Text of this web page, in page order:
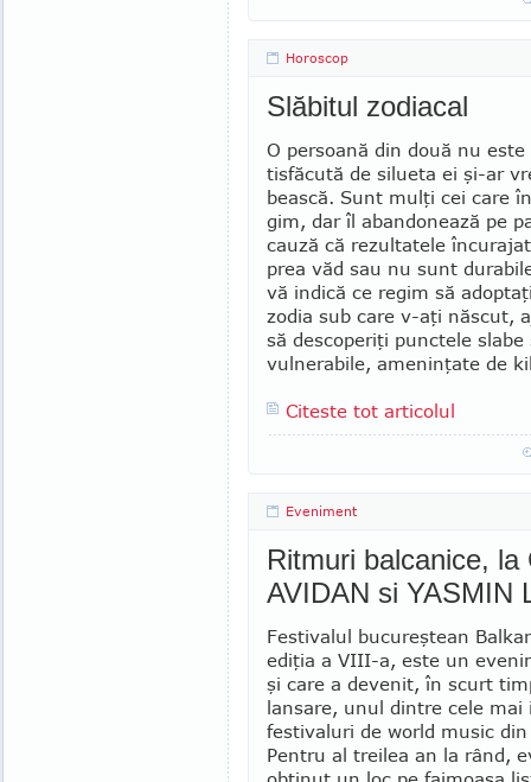
Horoscop
Slăbitul zodiacal
O persoană din două nu
tis­făcută de silueta ei şi-ar
bească. Sunt mulţi cei care
gim, dar îl abandonează pe
cauză că re­zultatele
prea văd sau nu sunt
vă indică ce regim să
zodia sub care v-aţi născut,
să descoperiţi punctele slabe
vulnerabile, ameninţate de
Citeste tot articolul
Eveniment
Ritmuri balcanice,
AVIDAN si YASMIN
Festivalul bucureştean
ediţia a VIII-a, este un
şi care a devenit, în scurt
lansare, unul dintre cele mai
festivaluri de world music din
Pentru al treilea an la rând,